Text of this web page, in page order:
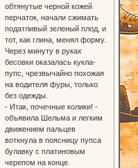
обтянутые черной кожей
перчаток, начали сжимать
податливый зеленый плод, и
тот, как глина, менял форму.
Через минуту в руках
бесовки оказалась кукла-
пупс, чрезвычайно похожая
на водителя фуры, только
без одежды.
- Итак, почечные колики! -
объявила Шельма и легким
движением пальцев
воткнула в поясницу пупса
булавку с платиновым
черепом на конце.